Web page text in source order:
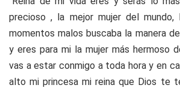
precioso , la mejor mujer del mundo,
momentos malos buscaba la manera
y eres para mi la mujer más hermoso
vas a estar conmigo a toda hora y en
alto mi princesa mi reina que Dios te